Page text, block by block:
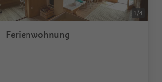
Ferienwohnung
1/4